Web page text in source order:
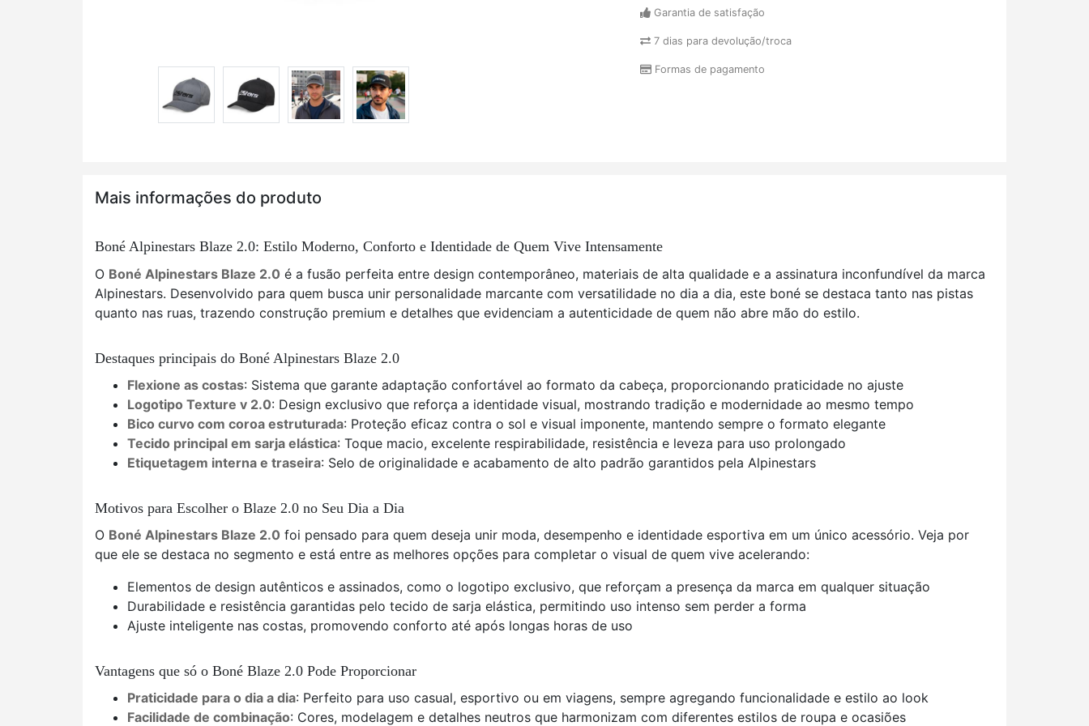
Garantia de satisfação
7 dias para devolução/troca
Formas de pagamento
Mais informações do produto
Boné Alpinestars Blaze 2.0: Estilo Moderno, Conforto e Identidade de Quem Vive Intensamente
O Boné Alpinestars Blaze 2.0 é a fusão perfeita entre design contemporâneo, materiais de alta qualidade e a assinatura inconfundível da marca
Alpinestars. Desenvolvido para quem busca unir personalidade marcante com versatilidade no dia a dia, este boné se destaca tanto nas pistas
quanto nas ruas, trazendo construção premium e detalhes que evidenciam a autenticidade de quem não abre mão do estilo.
Destaques principais do Boné Alpinestars Blaze 2.0
Flexione as costas: Sistema que garante adaptação confortável ao formato da cabeça, proporcionando praticidade no ajuste
Logotipo Texture v 2.0: Design exclusivo que reforça a identidade visual, mostrando tradição e modernidade ao mesmo tempo
Bico curvo com coroa estruturada: Proteção eficaz contra o sol e visual imponente, mantendo sempre o formato elegante
Tecido principal em sarja elástica: Toque macio, excelente respirabilidade, resistência e leveza para uso prolongado
Etiquetagem interna e traseira: Selo de originalidade e acabamento de alto padrão garantidos pela Alpinestars
Motivos para Escolher o Blaze 2.0 no Seu Dia a Dia
O Boné Alpinestars Blaze 2.0 foi pensado para quem deseja unir moda, desempenho e identidade esportiva em um único acessório. Veja por
que ele se destaca no segmento e está entre as melhores opções para completar o visual de quem vive acelerando:
Elementos de design autênticos e assinados, como o logotipo exclusivo, que reforçam a presença da marca em qualquer situação
Durabilidade e resistência garantidas pelo tecido de sarja elástica, permitindo uso intenso sem perder a forma
Ajuste inteligente nas costas, promovendo conforto até após longas horas de uso
Vantagens que só o Boné Blaze 2.0 Pode Proporcionar
Praticidade para o dia a dia: Perfeito para uso casual, esportivo ou em viagens, sempre agregando funcionalidade e estilo ao look
Facilidade de combinação: Cores, modelagem e detalhes neutros que harmonizam com diferentes estilos de roupa e ocasiões